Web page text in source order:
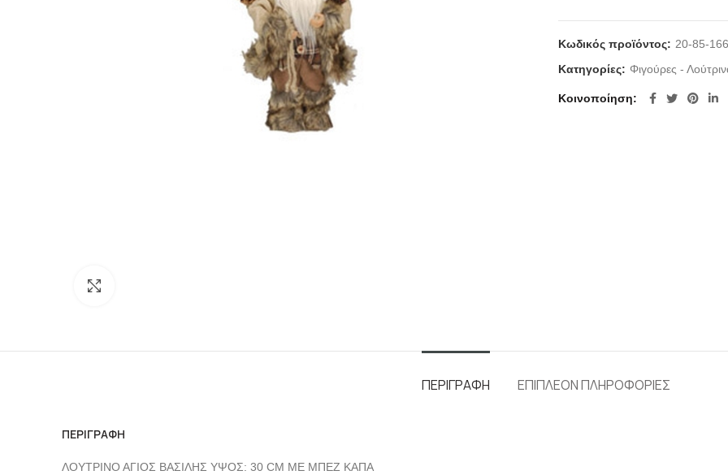
Κωδικός προϊόντος: 20-85-166
Κατηγορίες: Φιγούρες -
Κοινοποίηση
ΠΕΡΙΓΡΑΦΉ ΕΠΙΠΛΈΟΝ ΠΛΗΡΟΦΟΡΊΕΣ
ΠΕΡΙΓΡΑΦΉ
ΛΟΥΤΡΙΝΟ ΑΓΙΟΣ ΒΑΣΙΛΗΣ ΥΨΟΣ: 30 CM ME ΜΠΕΖ ΚΑΠΑ